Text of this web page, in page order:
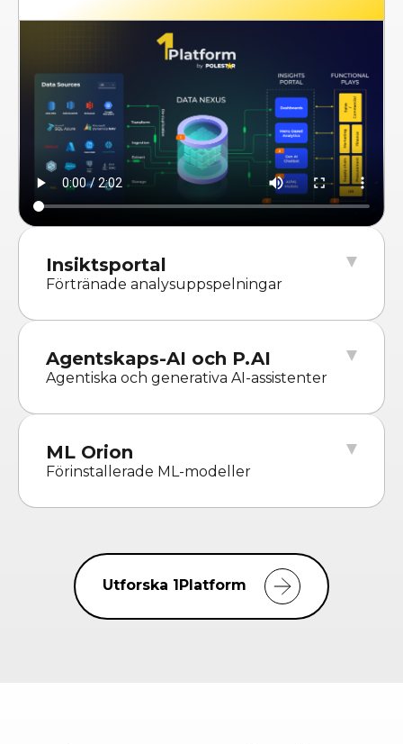
Insiktsportal
Förtränade analysuppspelningar
Agentskaps-AI och P.AI
Agentiska och generativa AI-assistenter
ML Orion
Förinstallerade ML-modeller
Utforska 1Platform